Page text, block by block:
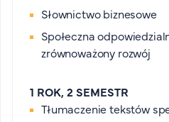
Słownictwo biznesowe
Społeczna
zrównoważony rozwój
1 ROK, 2 SEMESTR
Tłumaczenie tekstów